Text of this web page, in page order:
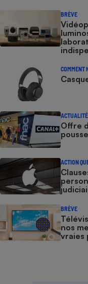
BRÈVE
COMMENT
ACTUALITÉ
Offre
ACTION
BRÈVE
nos
vraies